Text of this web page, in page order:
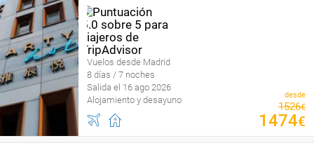
Vuelos desde Madrid
8 días / 7 noches
Salida el 16 ago 2026
Alojamiento y desayuno
desde
1526€
1474€